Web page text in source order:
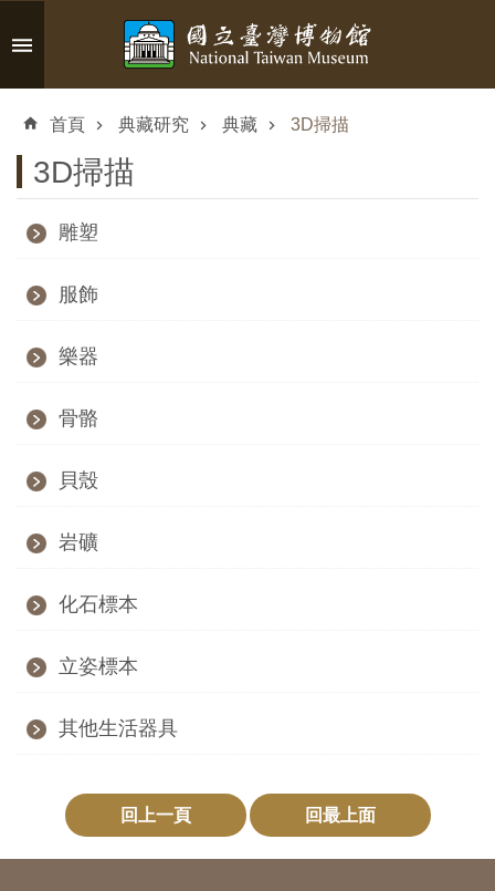
跳到主要內容區塊
搜
識
博
參
資
展
資
首頁 典藏研究 典藏 3D掃描
3D掃描
雕塑
服飾
樂器
骨骼
貝殼
岩礦
化石標本
立姿標本
其他生活器具
回上一頁 回最上面